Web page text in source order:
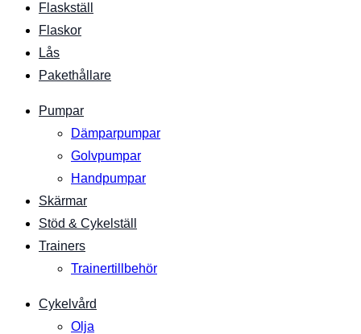
Flaskställ
Flaskor
Lås
Pakethållare
Pumpar
Dämparpumpar
Golvpumpar
Handpumpar
Skärmar
Stöd & Cykelställ
Trainers
Trainertillbehör
Cykelvård
Olja